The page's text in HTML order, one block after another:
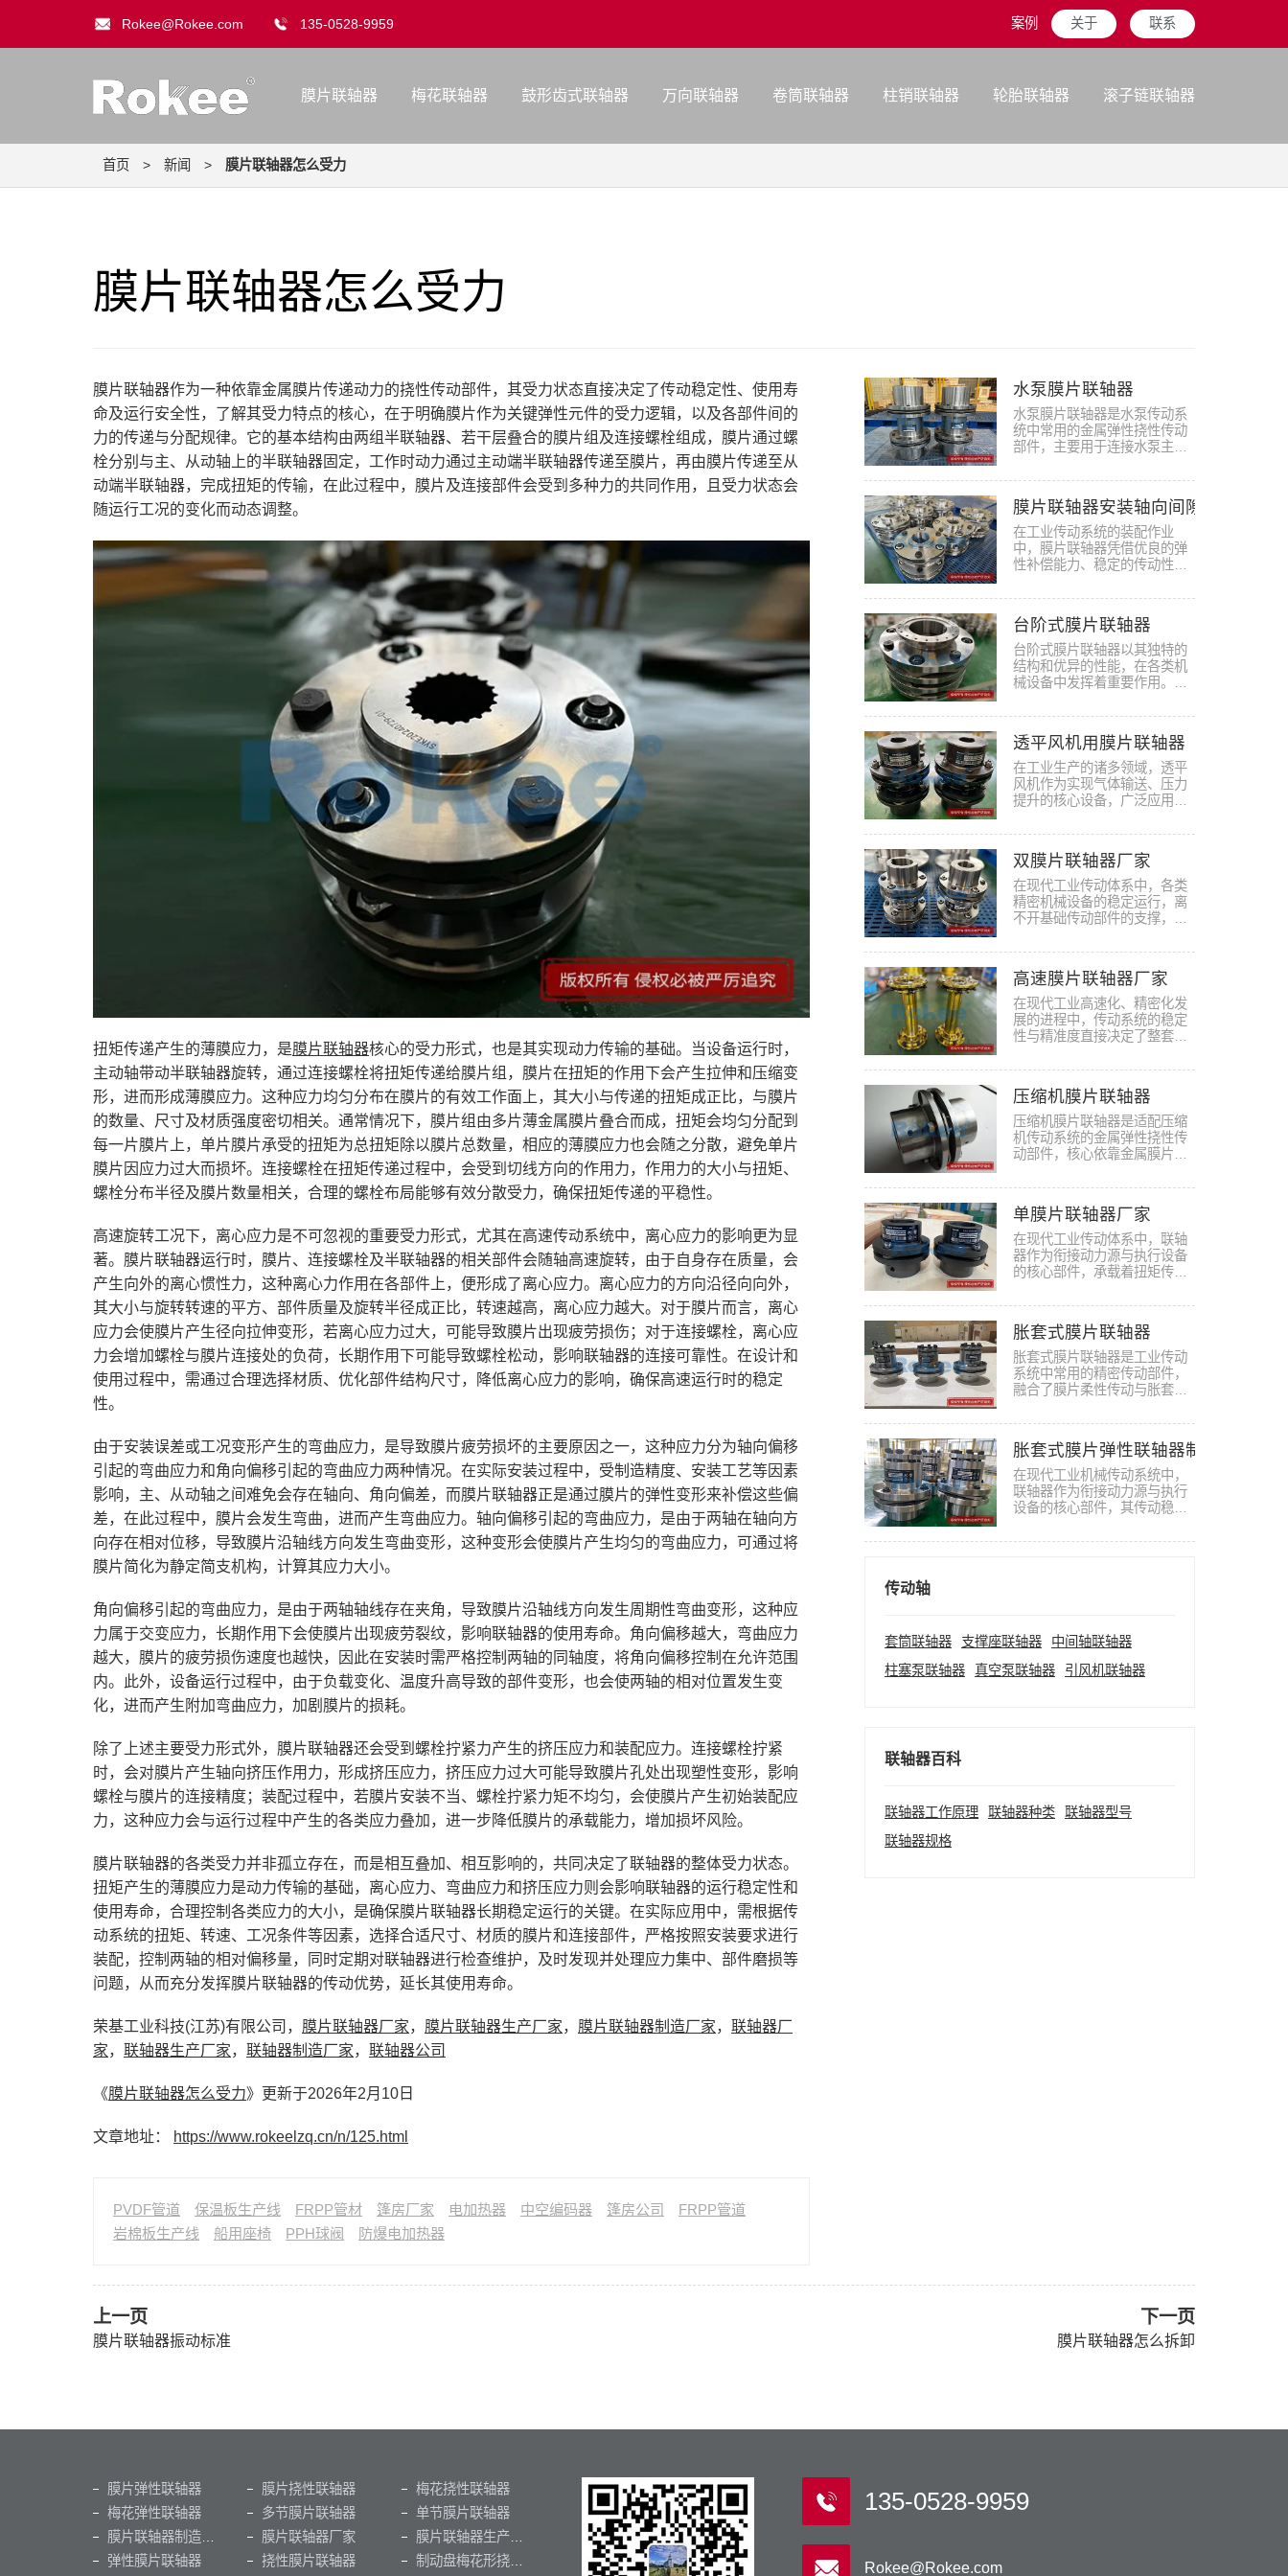
Rokee@Rokee.com 135-0528-9959 案例 关于 联系
膜片联轴器 梅花联轴器 鼓形齿式联轴器 万向联轴器 卷筒联轴器 柱销联轴器 轮胎联轴器 滚子链联轴器
首页 > 新闻 > 膜片联轴器怎么受力
膜片联轴器怎么受力
膜片联轴器作为一种依靠金属膜片传递动力的挠性传动部件，其受力状态直接决定了传动稳定性、使用寿
命及运行安全性，了解其受力特点的核心，在于明确膜片作为关键弹性元件的受力逻辑，以及各部件间的
力的传递与分配规律。它的基本结构由两组半联轴器、若干层叠合的膜片组及连接螺栓组成，膜片通过螺
栓分别与主、从动轴上的半联轴器固定，工作时动力通过主动端半联轴器传递至膜片，再由膜片传递至从
动端半联轴器，完成扭矩的传输，在此过程中，膜片及连接部件会受到多种力的共同作用，且受力状态会
随运行工况的变化而动态调整。
扭矩传递产生的薄膜应力，是膜片联轴器核心的受力形式，也是其实现动力传输的基础。当设备运行时，
主动轴带动半联轴器旋转，通过连接螺栓将扭矩传递给膜片组，膜片在扭矩的作用下会产生拉伸和压缩变
形，进而形成薄膜应力。这种应力均匀分布在膜片的有效工作面上，其大小与传递的扭矩成正比，与膜片
的数量、尺寸及材质强度密切相关。通常情况下，膜片组由多片薄金属膜片叠合而成，扭矩会均匀分配到
每一片膜片上，单片膜片承受的扭矩为总扭矩除以膜片总数量，相应的薄膜应力也会随之分散，避免单片
膜片因应力过大而损坏。连接螺栓在扭矩传递过程中，会受到切线方向的作用力，作用力的大小与扭矩、
螺栓分布半径及膜片数量相关，合理的螺栓布局能够有效分散受力，确保扭矩传递的平稳性。
高速旋转工况下，离心应力是不可忽视的重要受力形式，尤其在高速传动系统中，离心应力的影响更为显
著。膜片联轴器运行时，膜片、连接螺栓及半联轴器的相关部件会随轴高速旋转，由于自身存在质量，会
产生向外的离心惯性力，这种离心力作用在各部件上，便形成了离心应力。离心应力的方向沿径向向外，
其大小与旋转转速的平方、部件质量及旋转半径成正比，转速越高，离心应力越大。对于膜片而言，离心
应力会使膜片产生径向拉伸变形，若离心应力过大，可能导致膜片出现疲劳损伤；对于连接螺栓，离心应
力会增加螺栓与膜片连接处的负荷，长期作用下可能导致螺栓松动，影响联轴器的连接可靠性。在设计和
使用过程中，需通过合理选择材质、优化部件结构尺寸，降低离心应力的影响，确保高速运行时的稳定
性。
由于安装误差或工况变形产生的弯曲应力，是导致膜片疲劳损坏的主要原因之一，这种应力分为轴向偏移
引起的弯曲应力和角向偏移引起的弯曲应力两种情况。在实际安装过程中，受制造精度、安装工艺等因素
影响，主、从动轴之间难免会存在轴向、角向偏差，而膜片联轴器正是通过膜片的弹性变形来补偿这些偏
差，在此过程中，膜片会发生弯曲，进而产生弯曲应力。轴向偏移引起的弯曲应力，是由于两轴在轴向方
向存在相对位移，导致膜片沿轴线方向发生弯曲变形，这种变形会使膜片产生均匀的弯曲应力，可通过将
膜片简化为静定简支机构，计算其应力大小。
角向偏移引起的弯曲应力，是由于两轴轴线存在夹角，导致膜片沿轴线方向发生周期性弯曲变形，这种应
力属于交变应力，长期作用下会使膜片出现疲劳裂纹，影响联轴器的使用寿命。角向偏移越大，弯曲应力
越大，膜片的疲劳损伤速度也越快，因此在安装时需严格控制两轴的同轴度，将角向偏移控制在允许范围
内。此外，设备运行过程中，由于负载变化、温度升高导致的部件变形，也会使两轴的相对位置发生变
化，进而产生附加弯曲应力，加剧膜片的损耗。
除了上述主要受力形式外，膜片联轴器还会受到螺栓拧紧力产生的挤压应力和装配应力。连接螺栓拧紧
时，会对膜片产生轴向挤压作用力，形成挤压应力，挤压应力过大可能导致膜片孔处出现塑性变形，影响
螺栓与膜片的连接精度；装配过程中，若膜片安装不当、螺栓拧紧力矩不均匀，会使膜片产生初始装配应
力，这种应力会与运行过程中产生的各类应力叠加，进一步降低膜片的承载能力，增加损坏风险。
膜片联轴器的各类受力并非孤立存在，而是相互叠加、相互影响的，共同决定了联轴器的整体受力状态。
扭矩产生的薄膜应力是动力传输的基础，离心应力、弯曲应力和挤压应力则会影响联轴器的运行稳定性和
使用寿命，合理控制各类应力的大小，是确保膜片联轴器长期稳定运行的关键。在实际应用中，需根据传
动系统的扭矩、转速、工况条件等因素，选择合适尺寸、材质的膜片和连接部件，严格按照安装要求进行
装配，控制两轴的相对偏移量，同时定期对联轴器进行检查维护，及时发现并处理应力集中、部件磨损等
问题，从而充分发挥膜片联轴器的传动优势，延长其使用寿命。
荣基工业科技(江苏)有限公司， 膜片联轴器厂家， 膜片联轴器生产厂家， 膜片联轴器制造厂家， 联轴器厂
家， 联轴器生产厂家， 联轴器制造厂家， 联轴器公司
《膜片联轴器怎么受力》更新于2026年2月10日
文章地址： https://www.rokeelzq.cn/n/125.html
PVDF管道 保温板生产线 FRPP管材 篷房厂家 电加热器 中空编码器 篷房公司
FRPP管道
岩棉板生产线
船用座椅 PPH球阀 防爆电加热器
水泵膜片联轴器
水泵膜片联轴器是水泵传动系
统中常用的金属弹性挠性传动
部件，主要用于连接水泵主轴
膜片联轴器安装轴向间隙
在工业传动系统的装配作业
中，膜片联轴器凭借优良的弹
性补偿能力、稳定的传动性能
台阶式膜片联轴器
台阶式膜片联轴器以其独特的
结构和优异的性能，在各类机
械设备中发挥着重要作用。在
透平风机用膜片联轴器
在工业生产的诸多领域，透平
风机作为实现气体输送、压力
提升的核心设备，广泛应用于
双膜片联轴器厂家
在现代工业传动体系中，各类
精密机械设备的稳定运行，离
不开基础传动部件的支撑，双
高速膜片联轴器厂家
在现代工业高速化、精密化发
展的进程中，传动系统的稳定
性与精准度直接决定了整套机
压缩机膜片联轴器
压缩机膜片联轴器是适配压缩
机传动系统的金属弹性挠性传
动部件，核心依靠金属膜片的
单膜片联轴器厂家
在现代工业传动体系中，联轴
器作为衔接动力源与执行设备
的核心部件，承载着扭矩传
胀套式膜片联轴器
胀套式膜片联轴器是工业传动
系统中常用的精密传动部件，
融合了膜片柔性传动与胀套连
胀套式膜片弹性联轴器制造厂家
在现代工业机械传动系统中，
联轴器作为衔接动力源与执行
设备的核心部件，其传动稳定
传动轴
套筒联轴器 支撑座联轴器
中间轴联轴器
柱塞泵联轴器
真空泵联轴器 引风机联轴器
联轴器百科
联轴器工作原理 联轴器种类
联轴器型号
联轴器规格
上一页
膜片联轴器振动标准
下一页
膜片联轴器怎么拆卸
膜片弹性联轴器 膜片挠性联轴器
梅花挠性联轴器
梅花弹性联轴器
多节膜片联轴器
单节膜片联轴器
膜片联轴器厂家
弹性膜片联轴器
挠性膜片联轴器
135-0528-9959
Rokee@Rokee.com